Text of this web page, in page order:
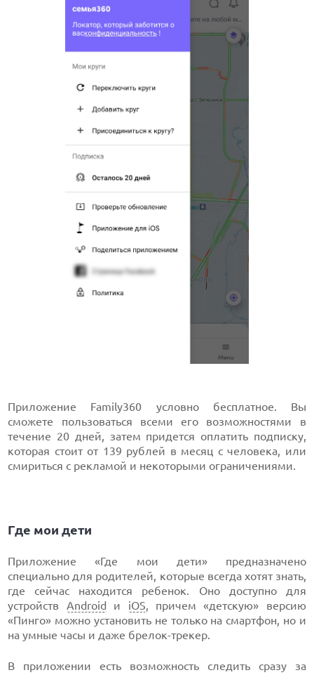
Приложение Family360 условно бесплатное. Вы
сможете пользоваться всеми его возможностями в
течение 20 дней, затем придется оплатить подписку,
которая стоит от 139 рублей в месяц с человека, или
смириться с рекламой и некоторыми ограничениями.
Где мои дети
Приложение «Где мои дети» предназначено
специально для родителей, которые всегда хотят знать,
где сейчас находится ребенок. Оно доступно для
устройств Android и iOS, причем «детскую» версию
«Пинго» можно установить не только на смартфон, но и
на умные часы и даже брелок-трекер.
В приложении есть возможность следить сразу за